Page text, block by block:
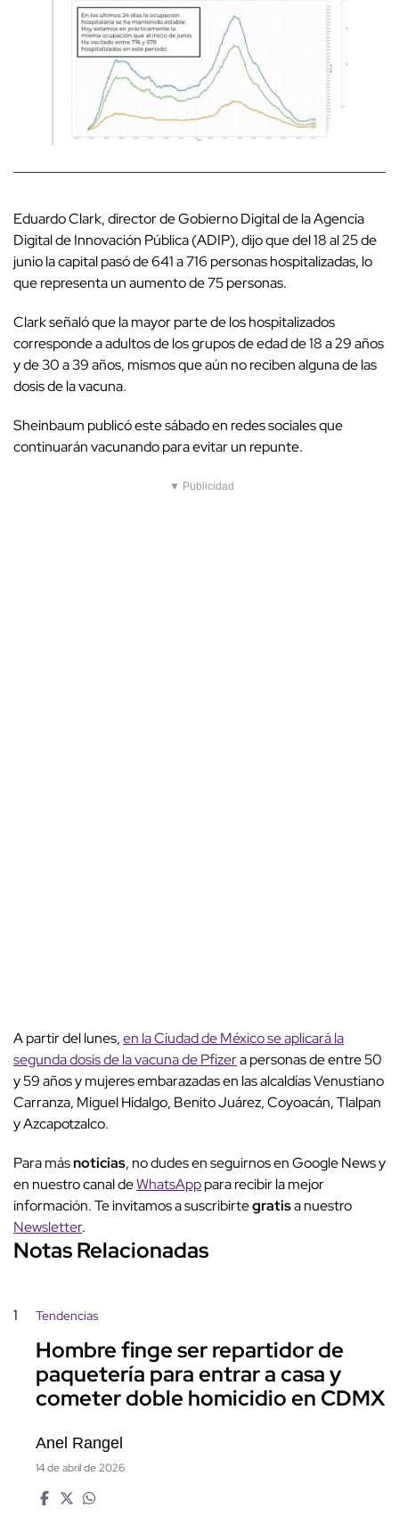
Eduardo Clark, director de Gobierno Digital de la Agencia
Digital de Innovación Pública (ADIP), dijo que del 18 al 25 de
junio la capital pasó de 641 a 716 personas hospitalizadas, lo
que representa un aumento de 75 personas.
Clark señaló que la mayor parte de los hospitalizados
corresponde a adultos de los grupos de edad de 18 a 29 años
y de 30 a 39 años, mismos que aún no reciben alguna de las
dosis de la vacuna.
Sheinbaum publicó este sábado en redes sociales que
continuarán vacunando para evitar un repunte.
▼ Publicidad
A partir del lunes,en la Ciudad de México se aplicará la
segunda dosis de la vacuna de Pfizera personas de entre 50
y 59 años y mujeres embarazadas en las alcaldías Venustiano
Carranza, Miguel Hidalgo, Benito Juárez, Coyoacán, Tlalpan
y Azcapotzalco.
Para másnoticias, no dudes en seguirnos en Google News y
en nuestro canal deWhatsApppara recibir la mejor
información. Te invitamos a suscribirtegratisa nuestro
Newsletter.
Notas Relacionadas
1 Tendencias
Hombre finge ser repartidor de
paquetería para entrar a casa y
cometer doble homicidio en CDMX
Anel Rangel
14 de abril de 2026